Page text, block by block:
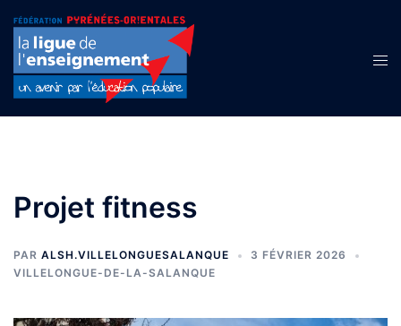
contenu
Projet fitness
PAR ALSH.VILLELONGUESALANQUE
3 FÉVRIER 2026
VILLELONGUE-DE-LA-SALANQUE